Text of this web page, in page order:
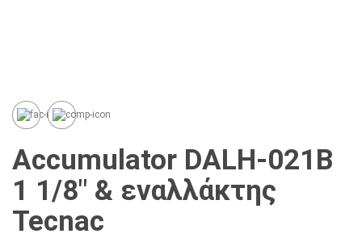
Accumulator DALH-021B
1 1/8" & εναλλάκτης
Tecnac